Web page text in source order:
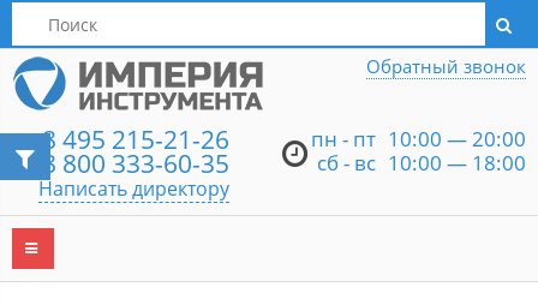
Написать директору
8 495 215-21-26
8 800 333-60-35
Написать директору
пн - пт 10:00 — 20:00
сб - вс 10:00 — 18:00
Обратный звонок